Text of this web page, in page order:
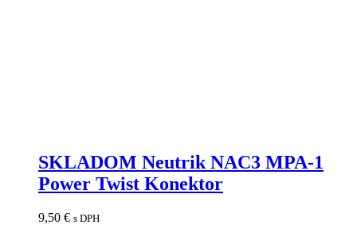
SKLADOM Neutrik NAC3 MPA-1
Power Twist Konektor
9,50 € s DPH